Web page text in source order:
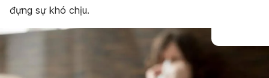
đựng sự khó chịu.